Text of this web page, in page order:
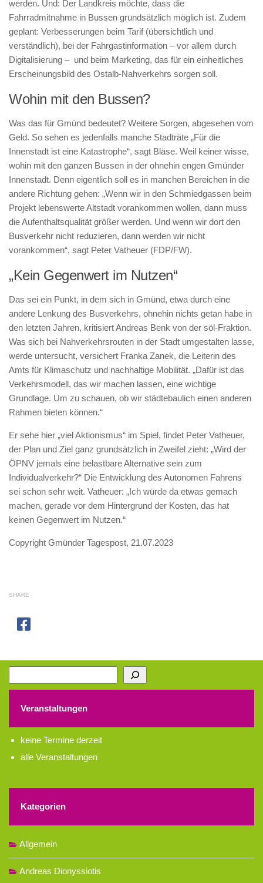
werden. Und: Der Landkreis möchte, dass die
Fahrradmitnahme in Bussen grundsätzlich möglich ist. Zudem
geplant: Verbesserungen beim Tarif (übersichtlich und
verständlich), bei der Fahrgastinformation – vor allem durch
Digitalisierung – und beim Marketing, das für ein einheitliches
Erscheinungsbild des Ostalb-Nahverkehrs sorgen soll.
Wohin mit den Bussen?
Was das für Gmünd bedeutet? Weitere Sorgen, abgesehen vom
Geld. So sehen es jedenfalls manche Stadträte „Für die
Innenstadt ist eine Katastrophe“, sagt Bläse. Weil keiner wisse,
wohin mit den ganzen Bussen in der ohnehin engen Gmünder
Innenstadt. Denn eigentlich soll es in manchen Bereichen in die
andere Richtung gehen: „Wenn wir in den Schmiedgassen beim
Projekt lebenswerte Altstadt vorankommen wollen, dann muss
die Aufenthaltsqualität größer werden. Und wenn wir dort den
Busverkehr nicht reduzieren, dann werden wir nicht
vorankommen“, sagt Peter Vatheuer (FDP/FW).
„Kein Gegenwert im Nutzen“
Das sei ein Punkt, in dem sich in Gmünd, etwa durch eine
andere Lenkung des Busverkehrs, ohnehin nichts getan habe in
den letzten Jahren, kritisiert Andreas Benk von der söl-Fraktion.
Was sich bei Nahverkehrsrouten in der Stadt umgestalten lasse,
werde untersucht, versichert Franka Zanek, die Leiterin des
Amts für Klimaschutz und nachhaltige Mobilität. „Dafür ist das
Verkehrsmodell, das wir machen lassen, eine wichtige
Grundlage. Um zu schauen, ob wir städtebaulich einen anderen
Rahmen bieten können.“
Er sehe hier „viel Aktionismus“ im Spiel, findet Peter Vatheuer,
der Plan und Ziel ganz grundsätzlich in Zweifel zieht: „Wird der
ÖPNV jemals eine belastbare Alternative sein zum
Individualverkehr?“ Die Entwicklung des Autonomen Fahrens
sei schon sehr weit. Vatheuer: „Ich würde da etwas gemach
machen, gerade vor dem Hintergrund der Kosten, das hat
keinen Gegenwert im Nutzen.“
Copyright Gmünder Tagespost, 21.07.2023
SHARE
Veranstaltungen
keine Termine derzeit
alle Veranstaltungen
Kategorien
Allgemein
Andreas Dionyssiotis